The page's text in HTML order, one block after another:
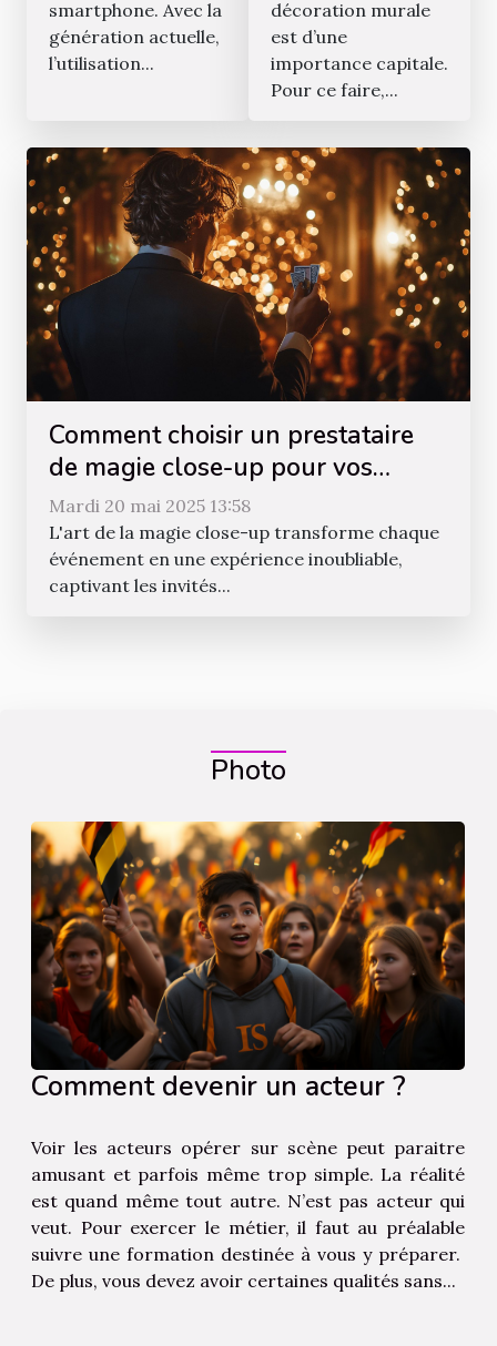
smartphone. Avec la
génération actuelle,
l’utilisation...
décoration murale
est d’une
importance capitale.
Pour ce faire,...
Comment choisir un prestataire
de magie close-up pour vos
événements
Mardi 20 mai 2025 13:58
L'art de la magie close-up transforme chaque
événement en une expérience inoubliable,
captivant les invités...
Photo
Comment devenir un acteur ?
Voir les acteurs opérer sur scène peut paraitre
amusant et parfois même trop simple. La réalité
est quand même tout autre. N’est pas acteur qui
veut. Pour exercer le métier, il faut au préalable
suivre une formation destinée à vous y préparer.
De plus, vous devez avoir certaines qualités sans...